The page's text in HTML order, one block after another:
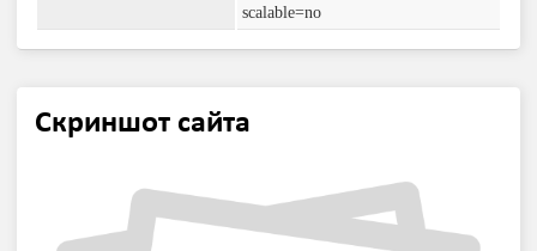
scalable=no
Скриншот сайта